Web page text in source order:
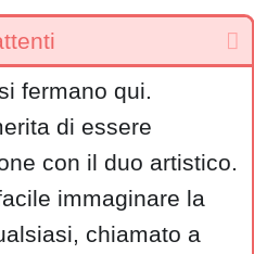
fermano qui.
di essere
con il duo artistico.
immaginare la
chiamato a